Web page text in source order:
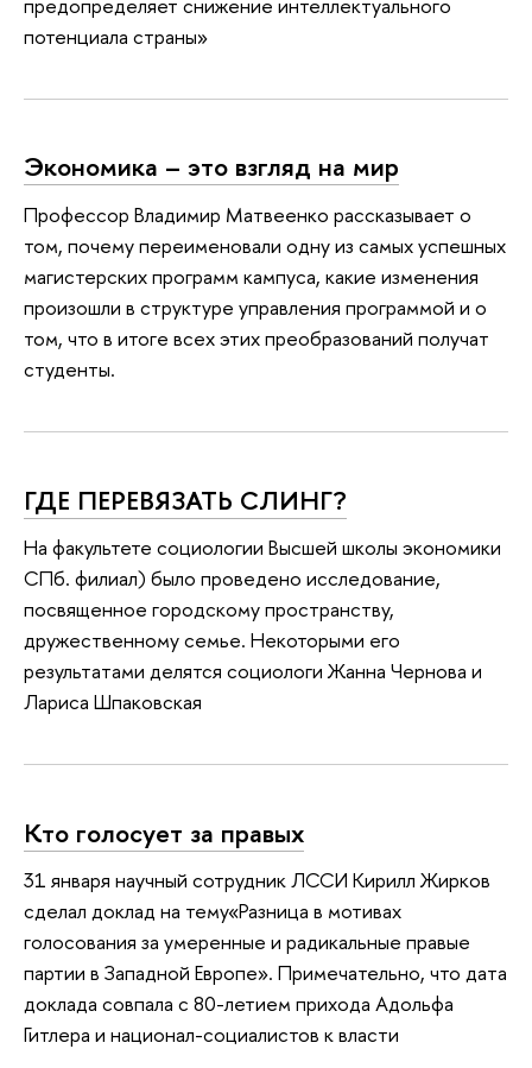
потенциала страны»
Экономика – это взгляд на мир
Профессор Владимир Матвеенко рассказывает о
том, почему переименовали одну из самых успешных
магистерских программ кампуса, какие изменения
произошли в структуре управления программой и о
том, что в итоге всех этих преобразований получат
студенты.
ГДЕ ПЕРЕВЯЗАТЬ СЛИНГ?
На факультете социологии Высшей школы экономики
СПб. филиал) было проведено исследование,
посвященное городскому пространству,
дружественному семье. Некоторыми его
результатами делятся социологи Жанна Чернова и
Лариса Шпаковская
Кто голосует за правых
31 января научный сотрудник ЛССИ Кирилл Жирков
сделал доклад на тему«Разница в мотивах
голосования за умеренные и радикальные правые
партии в Западной Европе». Примечательно, что дата
доклада совпала с 80-летием прихода Адольфа
Гитлера и национал-социалистов к власти